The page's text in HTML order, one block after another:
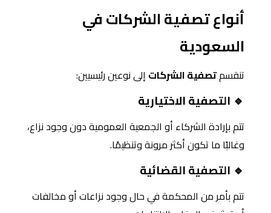
أنواع تصفية الشركات في
السعودية
تنقسمتصفية الشركات إلى نوعين رئيسيين:
🔹 التصفية الاختيارية
تتم بإرادة الشركاء أو الجمعية العمومية دون وجود نزاع،
وغالبًا ما تكون أكثر مرونة وتنظيمًا.
🔹 التصفية القضائية
تتم بأمر من المحكمة في حال وجود نزاعات أو مخالفات